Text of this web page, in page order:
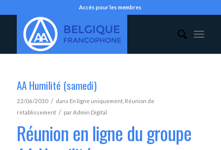
Accès pour les membres
AA Humilité (samedi)
22/06/2030 / dans En ligne uniquement, Réunion de
rétablissement / parAdmin Digital
Réunion en ligne du groupe